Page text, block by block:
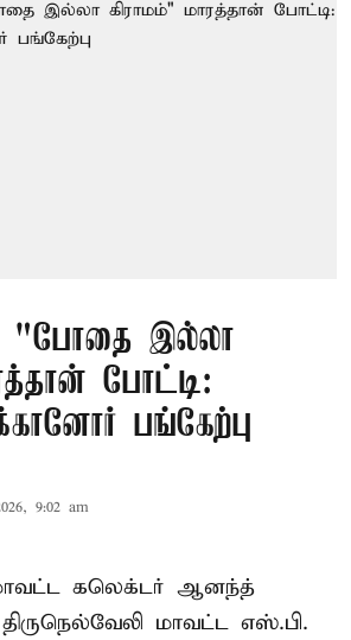
"போதை இல்லா
போட்டி:
பங்கேற்பு
9:02 am
கலெக்டர் ஆனந்த்
மாவட்ட எஸ்.பி.